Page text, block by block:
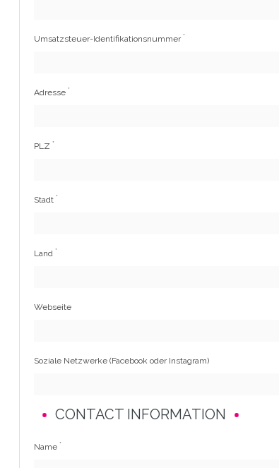
Umsatzsteuer-Identifikationsnummer *
Adresse *
PLZ *
Stadt *
Land *
Webseite
Soziale Netzwerke (Facebook oder Instagram)
CONTACT INFORMATION
Name *